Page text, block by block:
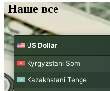
Наше все